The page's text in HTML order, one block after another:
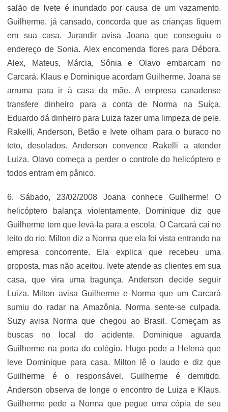
salão de Ivete é inundado por causa de um vazamento.
Guilherme, já cansado, concorda que as crianças fiquem
em sua casa. Jurandir avisa Joana que conseguiu o
endereço de Sonia. Alex encomenda flores para Débora.
Alex, Mateus, Márcia, Sônia e Olavo embarcam no
Carcará. Klaus e Dominique acordam Guilherme. Joana se
arruma para ir à casa da mãe. A empresa canadense
transfere dinheiro para a conta de Norma na Suíça.
Eduardo dá dinheiro para Luiza fazer uma limpeza de pele.
Rakelli, Anderson, Betão e Ivete olham para o buraco no
teto, desolados. Anderson convence Rakelli a atender
Luiza. Olavo começa a perder o controle do helicóptero e
todos entram em pânico.
6. Sábado, 23/02/2008 Joana conhece Guilherme! O
helicóptero balança violentamente. Dominique diz que
Guilherme tem que levá-la para a escola. O Carcará cai no
leito do rio. Milton diz a Norma que ela foi vista entrando na
empresa concorrente. Ela explica que recebeu uma
proposta, mas não aceitou. Ivete atende as clientes em sua
casa, que vira uma bagunça. Anderson decide seguir
Luiza. Milton avisa Guilherme e Norma que um Carcará
sumiu do radar na Amazônia. Norma sente-se culpada.
Suzy avisa Norma que chegou ao Brasil. Começam as
buscas no local do acidente. Dominique aguarda
Guilherme na porta do colégio. Hugo pede a Helena que
leve Dominique para casa. Milton lê o laudo e diz que
Guilherme é o responsável. Guilherme é demitido.
Anderson observa de longe o encontro de Luiza e Klaus.
Guilherme pede a Norma que pegue uma cópia de seu